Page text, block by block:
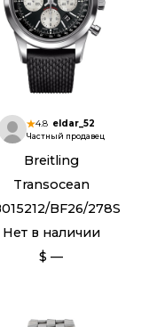
4.8 eldar_52
Частный продавец
Breitling
Transocean
BF26/278S
Нет в наличии
$ —